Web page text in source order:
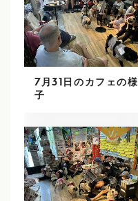
7月31日のカフェの様
子